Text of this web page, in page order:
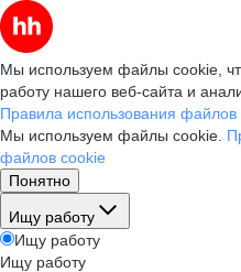
Мы используем файлы cookie,
работу нашего веб-сайта и
Правила использования файлов
Мы используем файлы cookie.
файлов cookie
Понятно
Ищу работу
Ищу работу
Ищу работу